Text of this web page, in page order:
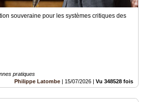
souveraine pour les systèmes critiques des
pratiques
Philippe Latombe | 15/07/2026 | Vu 348528 fois